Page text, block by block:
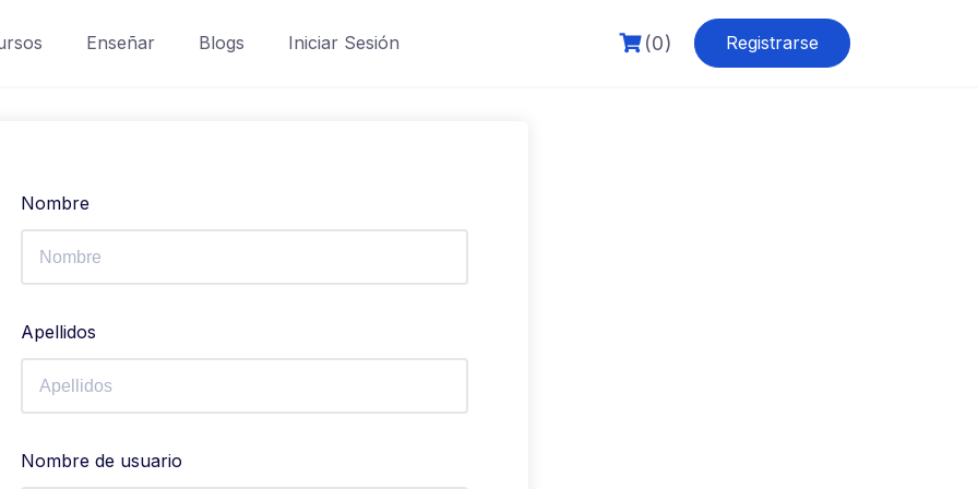
Enseñar Blogs Iniciar Sesión (0) Registrarse
Nombre
Apellidos
Nombre de usuario